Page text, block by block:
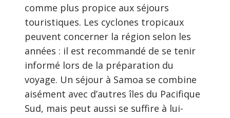
comme plus propice aux séjours
touristiques. Les cyclones tropicaux
peuvent concerner la région selon les
années : il est recommandé de se tenir
informé lors de la préparation du
voyage. Un séjour à Samoa se combine
aisément avec d’autres îles du Pacifique
Sud, mais peut aussi se suffire à lui-